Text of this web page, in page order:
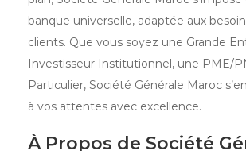
banque universelle, adaptée aux
clients. Que vous soyez une Grande
Investisseur Institutionnel, une PME/
Particulier, Société Générale Maroc
à vos attentes avec excellence.
À Propos de Société